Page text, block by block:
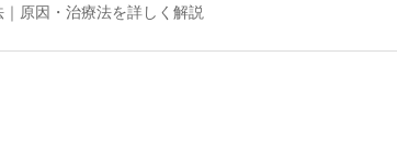
原因・治療法を詳しく解説